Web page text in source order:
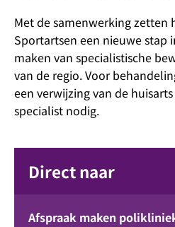
Met de samenwerking zetten
Sportartsen een nieuwe stap
maken van specialistische
van de regio. Voor
een verwijzing van de
specialist nodig.
Direct naar
Afspraak maken